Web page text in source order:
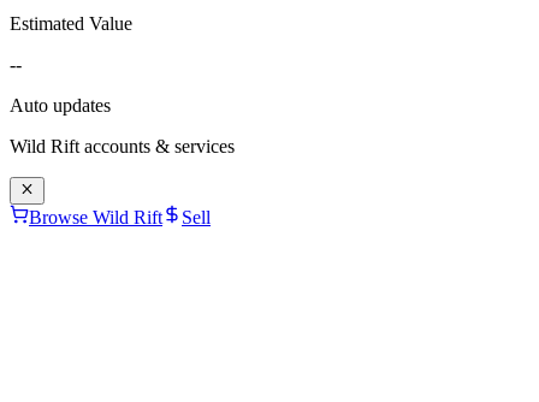
Estimated Value
--
Auto updates
Wild Rift accounts & services
Browse Wild Rift Sell